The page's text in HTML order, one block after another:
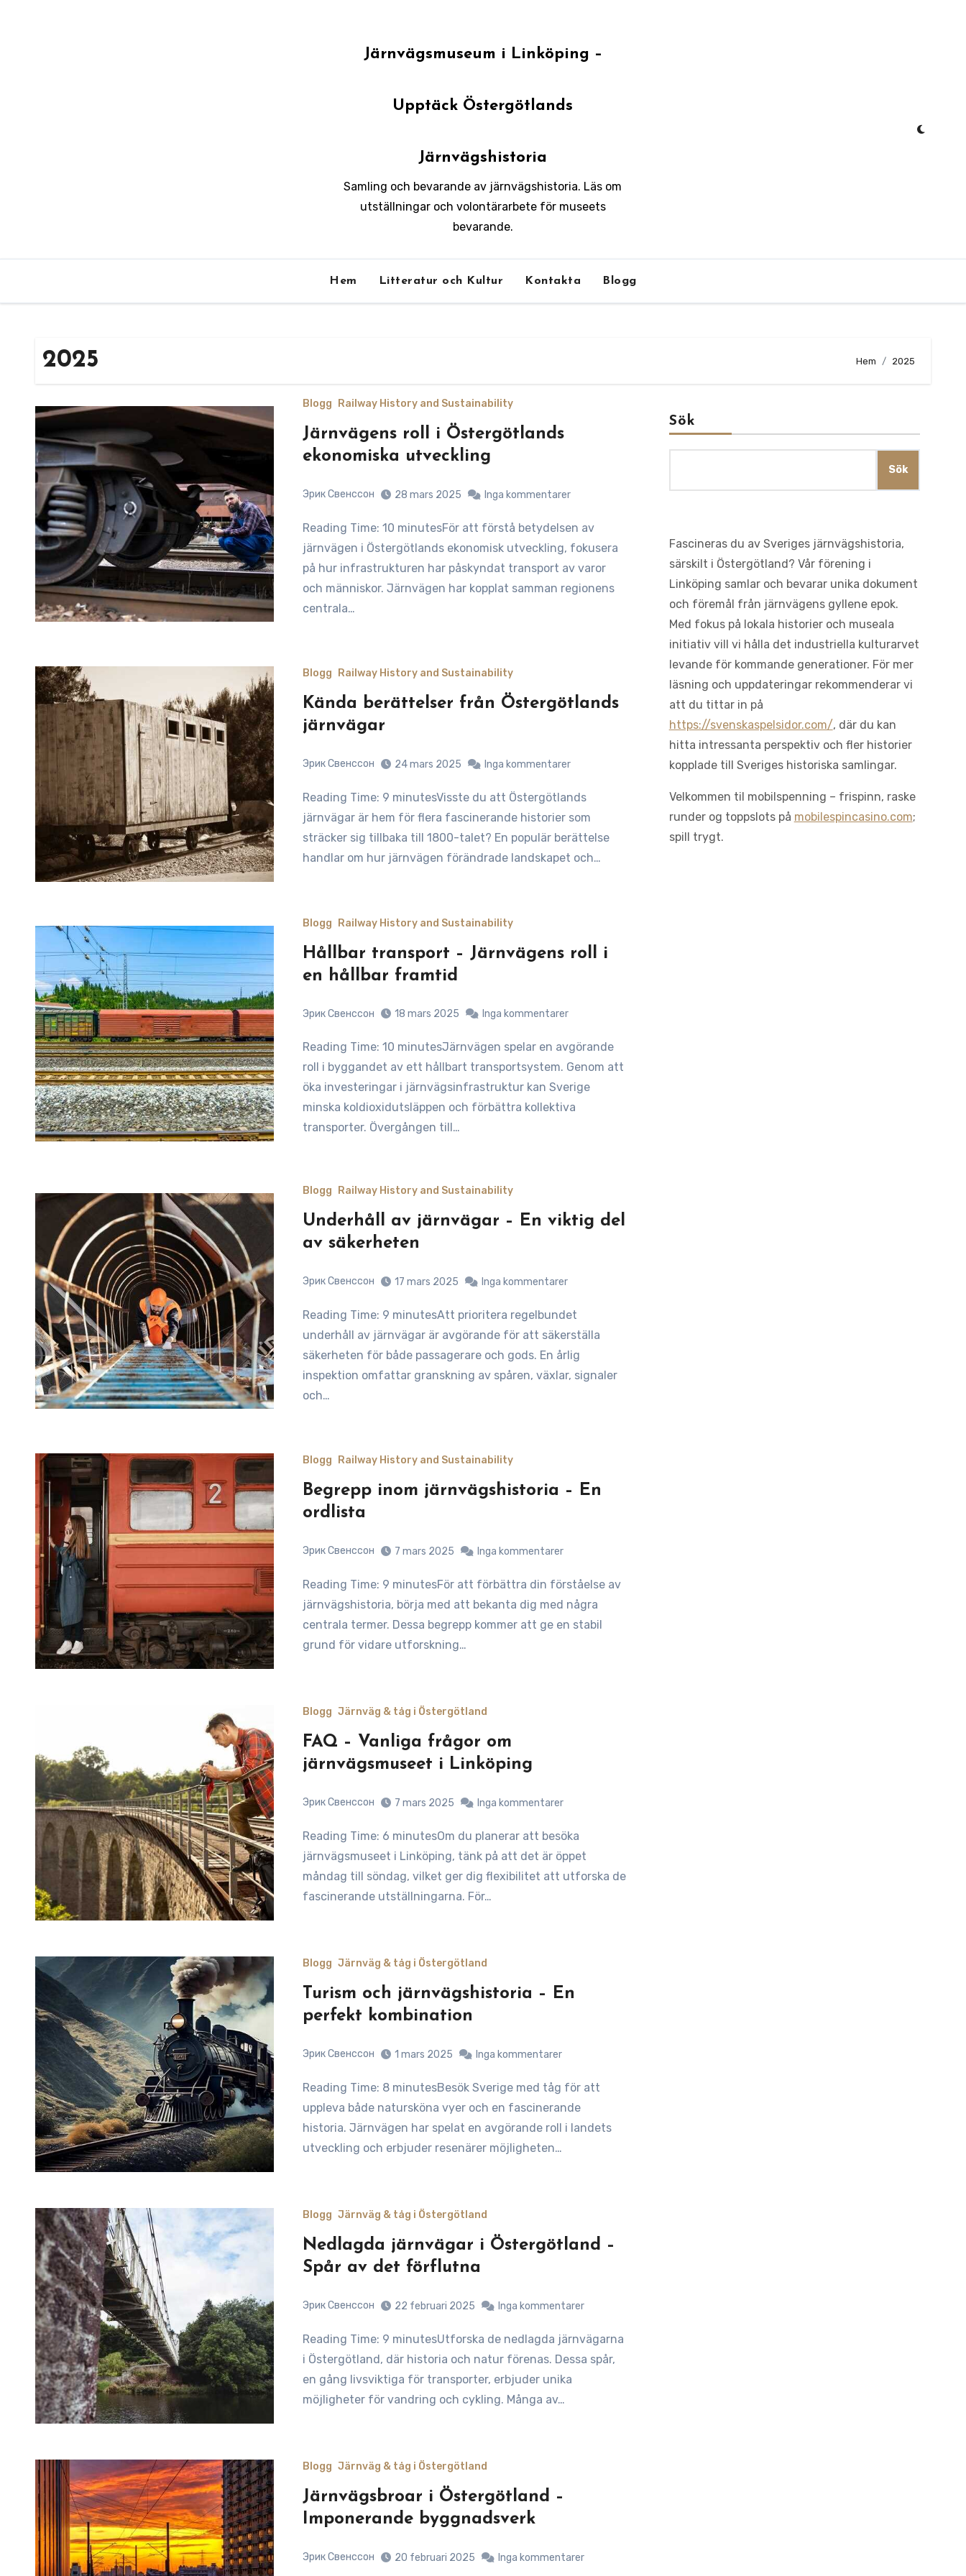
Järnvägsmuseum i Linköping –
Upptäck Östergötlands
Järnvägshistoria
Samling och bevarande av järnvägshistoria. Läs om
utställningar och volontärarbete för museets
bevarande.
Hem Litteratur och Kultur Kontakta Blogg
2025 Hem 2025
Blogg Railway History and Sustainability
Järnvägens roll i Östergötlands
ekonomiska utveckling
Эрик Свенссон 28 mars 2025 Inga kommentarer
Reading Time: 10 minutesFör att förstå betydelsen av
järnvägen i Östergötlands ekonomisk utveckling, fokusera
på hur infrastrukturen har påskyndat transport av varor
och människor. Järnvägen har kopplat samman regionens
centrala…
Blogg Railway History and Sustainability
Kända berättelser från Östergötlands
järnvägar
Эрик Свенссон 24 mars 2025 Inga kommentarer
Reading Time: 9 minutesVisste du att Östergötlands
järnvägar är hem för flera fascinerande historier som
sträcker sig tillbaka till 1800-talet? En populär berättelse
handlar om hur järnvägen förändrade landskapet och…
Blogg Railway History and Sustainability
Hållbar transport – Järnvägens roll i
en hållbar framtid
Эрик Свенссон 18 mars 2025 Inga kommentarer
Reading Time: 10 minutesJärnvägen spelar en avgörande
roll i byggandet av ett hållbart transportsystem. Genom att
öka investeringar i järnvägsinfrastruktur kan Sverige
minska koldioxidutsläppen och förbättra kollektiva
transporter. Övergången till…
Blogg Railway History and Sustainability
Underhåll av järnvägar – En viktig del
av säkerheten
Эрик Свенссон 17 mars 2025 Inga kommentarer
Reading Time: 9 minutesAtt prioritera regelbundet
underhåll av järnvägar är avgörande för att säkerställa
säkerheten för både passagerare och gods. En årlig
inspektion omfattar granskning av spåren, växlar, signaler
och…
Blogg Railway History and Sustainability
Begrepp inom järnvägshistoria – En
ordlista
Эрик Свенссон 7 mars 2025 Inga kommentarer
Reading Time: 9 minutesFör att förbättra din förståelse av
järnvägshistoria, börja med att bekanta dig med några
centrala termer. Dessa begrepp kommer att ge en stabil
grund för vidare utforskning…
Blogg Järnväg & tåg i Östergötland
FAQ – Vanliga frågor om
järnvägsmuseet i Linköping
Эрик Свенссон 7 mars 2025 Inga kommentarer
Reading Time: 6 minutesOm du planerar att besöka
järnvägsmuseet i Linköping, tänk på att det är öppet
måndag till söndag, vilket ger dig flexibilitet att utforska de
fascinerande utställningarna. För…
Blogg Järnväg & tåg i Östergötland
Turism och järnvägshistoria – En
perfekt kombination
Эрик Свенссон 1 mars 2025 Inga kommentarer
Reading Time: 8 minutesBesök Sverige med tåg för att
uppleva både natursköna vyer och en fascinerande
historia. Järnvägen har spelat en avgörande roll i landets
utveckling och erbjuder resenärer möjligheten…
Blogg Järnväg & tåg i Östergötland
Nedlagda järnvägar i Östergötland –
Spår av det förflutna
Эрик Свенссон 22 februari 2025 Inga kommentarer
Reading Time: 9 minutesUtforska de nedlagda järnvägarna
i Östergötland, där historia och natur förenas. Dessa spår,
en gång livsviktiga för transporter, erbjuder unika
möjligheter för vandring och cykling. Många av…
Blogg Järnväg & tåg i Östergötland
Järnvägsbroar i Östergötland –
Imponerande byggnadsverk
Эрик Свенссон 20 februari 2025 Inga kommentarer
Sök
Sök
Fascineras du av Sveriges järnvägshistoria,
särskilt i Östergötland? Vår förening i
Linköping samlar och bevarar unika dokument
och föremål från järnvägens gyllene epok.
Med fokus på lokala historier och museala
initiativ vill vi hålla det industriella kulturarvet
levande för kommande generationer. För mer
läsning och uppdateringar rekommenderar vi
att du tittar in på
https://svenskaspelsidor.com/, där du kan
hitta intressanta perspektiv och fler historier
kopplade till Sveriges historiska samlingar.
Velkommen til mobilspenning – frispinn, raske
runder og toppslots på mobilespincasino.com;
spill trygt.